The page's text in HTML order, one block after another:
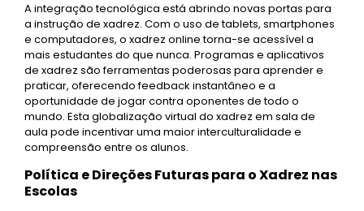
A integração tecnológica está abrindo novas portas para
a instrução de xadrez. Com o uso de tablets, smartphones
e computadores, o xadrez online torna-se acessível a
mais estudantes do que nunca. Programas e aplicativos
de xadrez são ferramentas poderosas para aprender e
praticar, oferecendo feedback instantâneo e a
oportunidade de jogar contra oponentes de todo o
mundo. Esta globalização virtual do xadrez em sala de
aula pode incentivar uma maior interculturalidade e
compreensão entre os alunos.
Política e Direções Futuras para o Xadrez nas
Escolas